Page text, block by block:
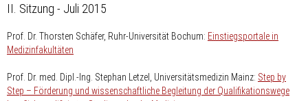
II. Sitzung - Juli 2015
Prof. Dr. Thorsten Schäfer, Ruhr-Universität Bochum: Einstiegsportale in
Medizinfakultäten
Prof. Dr. med. Dipl.-Ing. Stephan Letzel, Universitätsmedizin Mainz: Step by
Step – Förderung und wissenschaftliche Begleitung der Qualifikationswege